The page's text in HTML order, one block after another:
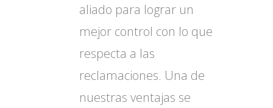
aliado para lograr un
mejor control con lo que
respecta a las
reclamaciones. Una de
nuestras ventajas se